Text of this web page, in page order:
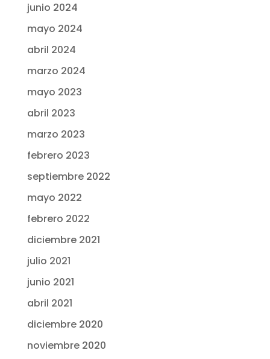
junio 2024
mayo 2024
abril 2024
marzo 2024
mayo 2023
abril 2023
marzo 2023
febrero 2023
septiembre 2022
mayo 2022
febrero 2022
diciembre 2021
julio 2021
junio 2021
abril 2021
diciembre 2020
noviembre 2020